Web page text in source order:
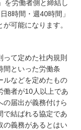
を労働者側と締結し
日8時間・週40時間」
可能になります。
て定めた社内規則
間といった労働条
ルなどを定めたもの
働者が10人以上であ
の届出が義務付けら
で結ばれる協定であ
の義務があるとはい